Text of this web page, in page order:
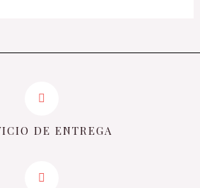
DE ENTREGA